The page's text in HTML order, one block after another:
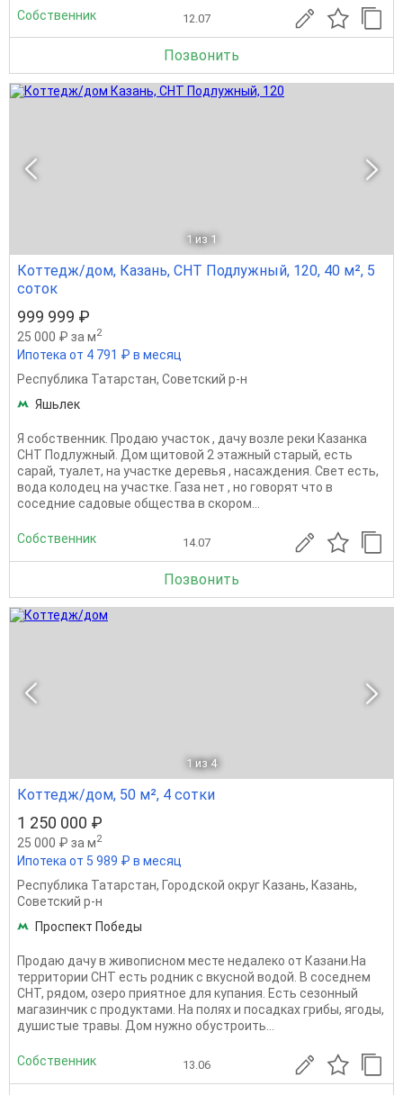
Собственник 12.07
Позвонить
1 из 1
Коттедж/дом, Казань, СНТ Подлужный, 120, 40 м², 5
соток
999 999 ₽
25 000 ₽ за м2
Ипотека от 4 791 ₽ в месяц
Республика Татарстан, Советский р-н
Яшьлек
Я собственник. Продаю участок , дачу возле реки Казанка
СНТ Подлужный. Дом щитовой 2 этажный старый, есть
сарай, туалет, на участке деревья , насаждения. Свет есть,
вода колодец на участке. Газа нет , но говорят что в
соседние садовые общества в скором...
Собственник 14.07
Позвонить
1 из 4
Коттедж/дом, 50 м², 4 сотки
1 250 000 ₽
25 000 ₽ за м2
Ипотека от 5 989 ₽ в месяц
Республика Татарстан, Городской округ Казань, Казань,
Советский р-н
Проспект Победы
Продаю дачу в живописном месте недалеко от Казани.На
территории СНТ есть родник с вкусной водой. В соседнем
СНТ, рядом, озеро приятное для купания. Есть сезонный
магазинчик с продуктами. На полях и посадках грибы, ягоды,
душистые травы. Дом нужно обустроить...
Собственник 13.06